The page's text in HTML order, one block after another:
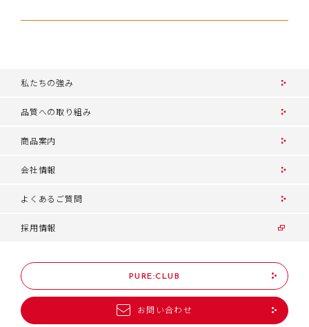
私たちの強み
品質への取り組み
商品案内
会社情報
よくあるご質問
採用情報
PURE:CLUB
お問い合わせ